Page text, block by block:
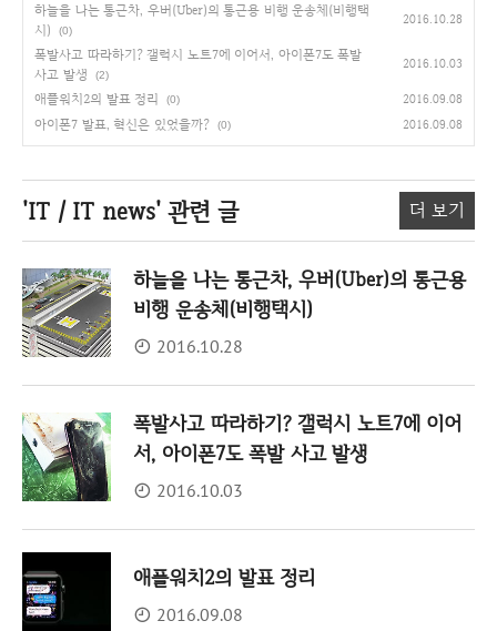
하늘을 나는 통근차, 우버(Uber)의 통근용 비행 운송체(비행택
시)
(0)
2016.10.28
폭발사고 따라하기? 갤럭시 노트7에 이어서, 아이폰7도 폭발
사고 발생
(2)
2016.10.03
애플워치2의 발표 정리 (0) 2016.09.08
아이폰7 발표, 혁신은 있었을까? (0) 2016.09.08
'IT / IT news'관련 글 더 보기
하늘을 나는 통근차, 우버(Uber)의 통근용
비행 운송체(비행택시)
2016.10.28
폭발사고 따라하기? 갤럭시 노트7에 이어
서, 아이폰7도 폭발 사고 발생
2016.10.03
애플워치2의 발표 정리
2016.09.08